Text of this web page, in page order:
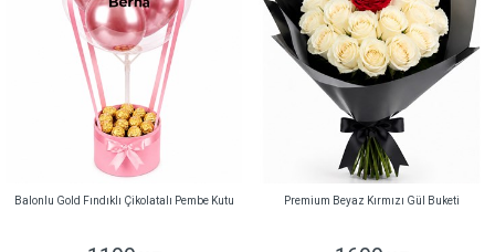
Balonlu Gold Fındıklı Çikolatalı Pembe Kutu Premium Beyaz Kırmızı Gül Buketi